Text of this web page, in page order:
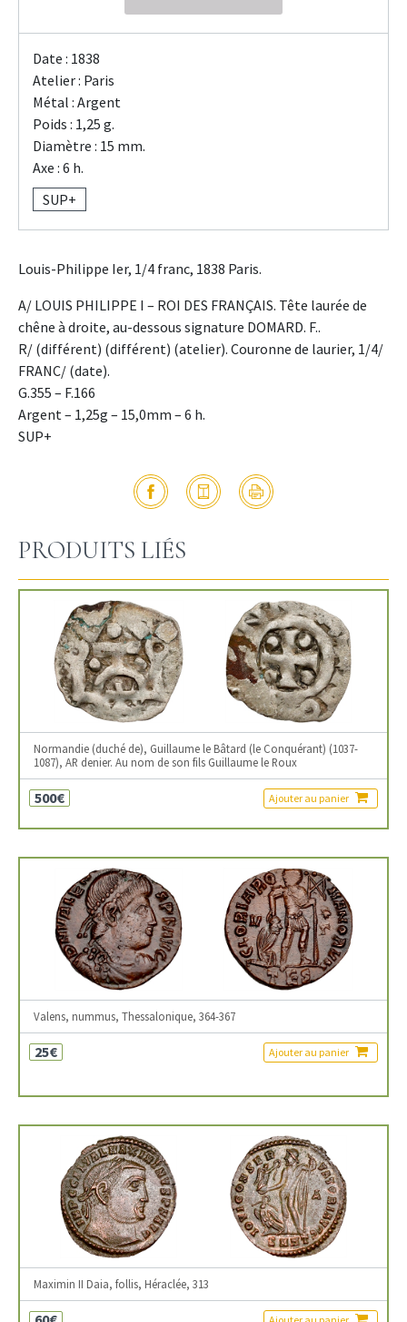
Date : 1838
Atelier : Paris
Métal : Argent
Poids : 1,25 g.
Diamètre : 15 mm.
Axe : 6 h.
SUP+
Louis-Philippe Ier, 1/4 franc, 1838 Paris.
A/ LOUIS PHILIPPE I – ROI DES FRANÇAIS. Tête laurée de
chêne à droite, au-dessous signature DOMARD. F..
R/ (différent) (différent) (atelier). Couronne de laurier, 1/4/
FRANC/ (date).
G.355 – F.166
Argent – 1,25g – 15,0mm – 6 h.
SUP+
PRODUITS LIÉS
Normandie (duché de), Guillaume le Bâtard (le Conquérant) (1037-
1087), AR denier. Au nom de son fils Guillaume le Roux
500€ Ajouter au panier
Valens, nummus, Thessalonique, 364-367
25€ Ajouter au panier
Maximin II Daia, follis, Héraclée, 313